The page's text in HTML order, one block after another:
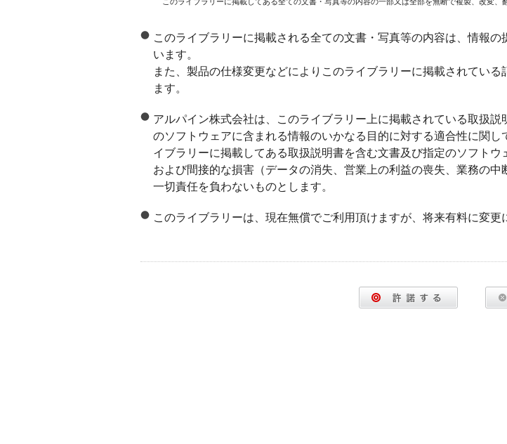
このライブラリーに掲載される全ての文書・写真等の内容は、情報
います。
また、製品の仕様変更などによりこのライブラリーに掲載されてい
ます。
アルパイン株式会社は、このライブラリー上に掲載されている取扱
のソフトウェアに含まれる情報のいかなる目的に対する適合性に関
イブラリーに掲載してある取扱説明書を含む文書及び指定のソフト
および間接的な損害（データの消失、営業上の利益の喪失、業務の
一切責任を負わないものとします。
このライブラリーは、現在無償でご利用頂けますが、将来有料に変更